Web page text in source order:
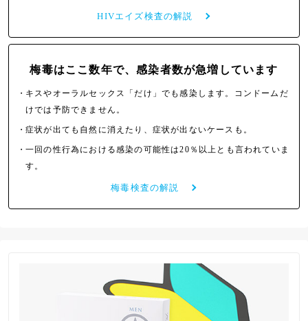
HIVエイズ検査の解説
梅毒はここ数年で、感染者数が急増しています
・キスやオーラルセックス「だけ」でも感染します。コンドームだ
けでは予防できません。
・症状が出ても自然に消えたり、症状が出ないケースも。
・一回の性行為における感染の可能性は20％以上とも言われていま
す。
梅毒検査の解説